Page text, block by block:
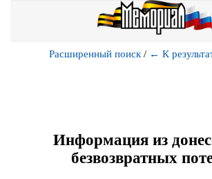
Расширенный поиск / ← К
Информация из
безвозвратных